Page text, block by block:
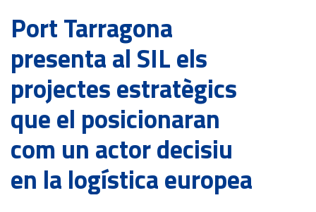
Port Tarragona
presenta al SIL els
projectes estratègics
que el posicionaran
com un actor decisiu
en la logística europea